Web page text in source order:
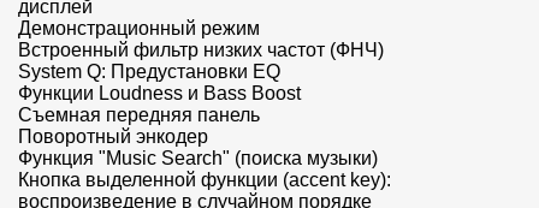
дисплей
Демонстрационный режим
Встроенный фильтр низких частот (ФНЧ)
System Q: Предустановки EQ
Функции Loudness и Bass Boost
Съемная передняя панель
Поворотный энкодер
Функция "Music Search" (поиска музыки)
Кнопка выделенной функции (accent key):
воспроизведение в случайном порядке